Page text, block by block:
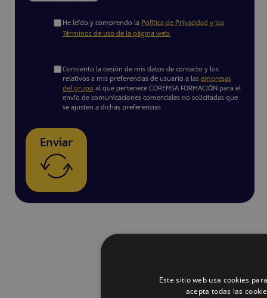
He leído y comprendo la Política de Privacidad y los
Términos de uso de la página web.
Consiento la cesión de mis datos de contacto y los
relativos a mis preferencias de usuario a las empresas
del grupo al que pertenece COREMSA FORMACIÓN para el
envío de comunicaciones comerciales no solicitadas que
se ajusten a dichas preferencias.
Enviar
Este sitio web usa cookies
acepta todas las